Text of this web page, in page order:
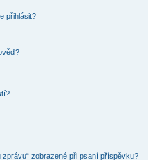
přihlásit?
zobrazené při psaní příspěvku?